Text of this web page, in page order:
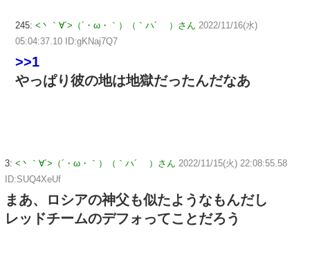
245: <丶｀∀´>（´・ω・｀）（｀ハ´ ）さん 2022/11/16(水)
05:04:37.10 ID:gKNaj7Q7
>>1
やっぱり彼の地は地獄だったんだなあ
3: <丶｀∀´>（´・ω・｀）（｀ハ´ ）さん 2022/11/15(火) 22:08:55.58
ID:SUQ4XeUf
まあ、ロシアの神父も似たようなもんだし
レッドチームのデフォってことだろう